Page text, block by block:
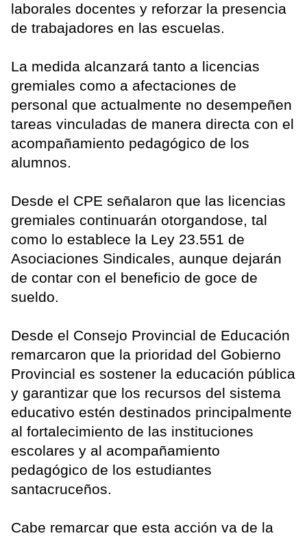
laborales docentes y reforzar la presencia
de trabajadores en las escuelas.
La medida alcanzará tanto a licencias
gremiales como a afectaciones de
personal que actualmente no desempeñen
tareas vinculadas de manera directa con el
acompañamiento pedagógico de los
alumnos.
Desde el CPE señalaron que las licencias
gremiales continuarán otorgandose, tal
como lo establece la Ley 23.551 de
Asociaciones Sindicales, aunque dejarán
de contar con el beneficio de goce de
sueldo.
Desde el Consejo Provincial de Educación
remarcaron que la prioridad del Gobierno
Provincial es sostener la educación pública
y garantizar que los recursos del sistema
educativo estén destinados principalmente
al fortalecimiento de las instituciones
escolares y al acompañamiento
pedagógico de los estudiantes
santacruceños.
Cabe remarcar que esta acción va de la